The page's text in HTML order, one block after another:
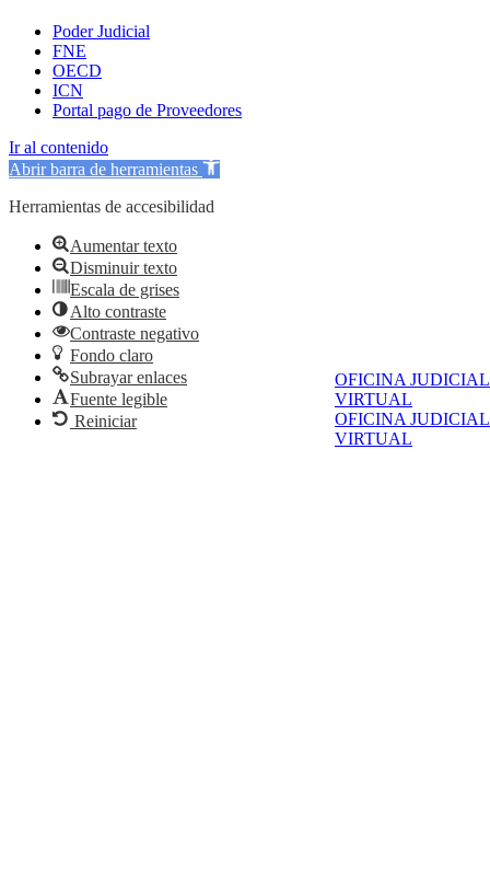
OFICINA JUDICIAL
VIRTUAL
OFICINA JUDICIAL
VIRTUAL
Poder Judicial
FNE
OECD
ICN
Portal pago de Proveedores
Ir al contenido
Abrir barra de herramientas
Herramientas de accesibilidad
Aumentar texto
Disminuir texto
Escala de grises
Alto contraste
Contraste negativo
Fondo claro
Subrayar enlaces
Fuente legible
Reiniciar